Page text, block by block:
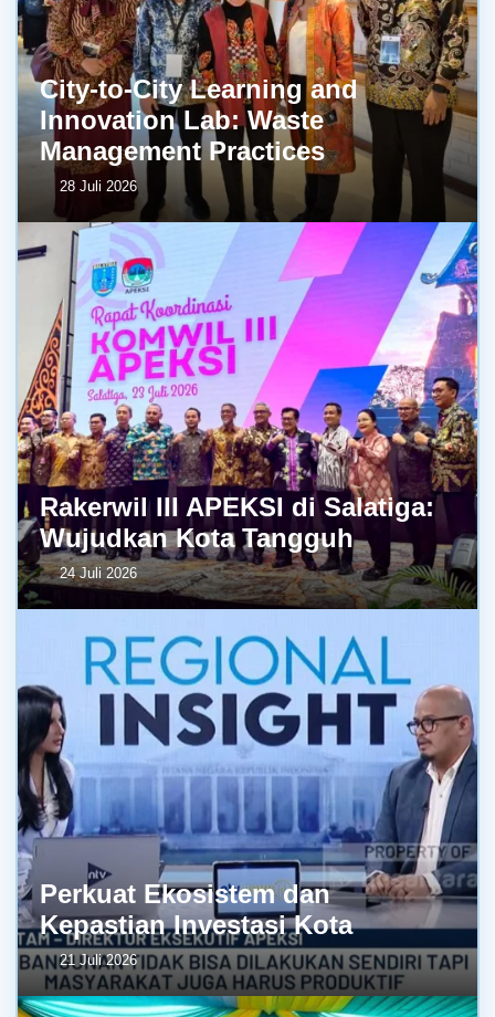
City-to-City Learning and
Innovation Lab: Waste
Management Practices
28 Juli 2026
Rakerwil III APEKSI di Salatiga:
Wujudkan Kota Tangguh
24 Juli 2026
Perkuat Ekosistem dan
Kepastian Investasi Kota
21 Juli 2026